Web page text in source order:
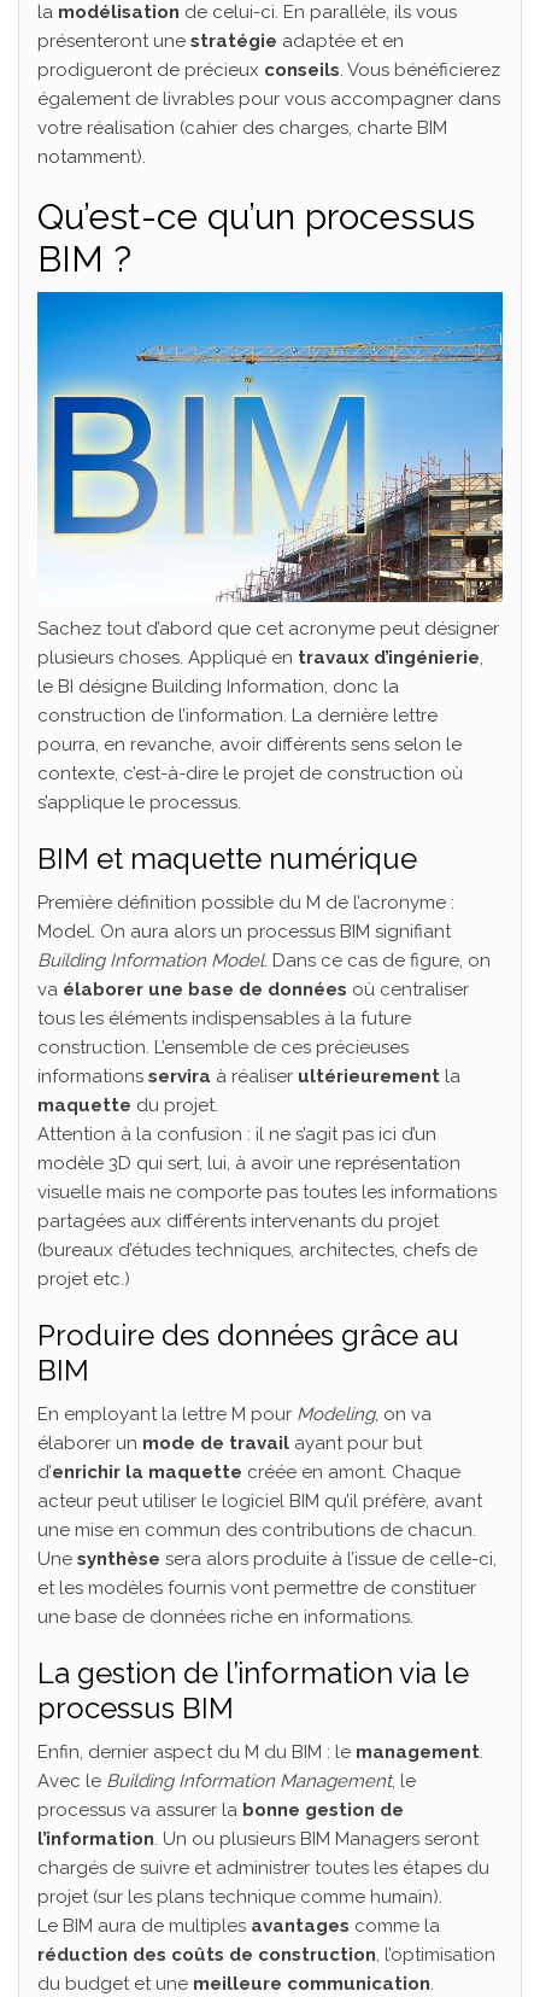
la modélisation de celui-ci. En parallèle, ils vous
présenteront une stratégie adaptée et en
prodigueront de précieux conseils. Vous bénéficierez
également de livrables pour vous accompagner dans
votre réalisation (cahier des charges, charte BIM
notamment).
Qu’est-ce qu’un processus
BIM ?
Sachez tout d’abord que cet acronyme peut désigner
plusieurs choses. Appliqué en travaux d’ingénierie,
le BI désigne Building Information, donc la
construction de l’information. La dernière lettre
pourra, en revanche, avoir différents sens selon le
contexte, c’est-à-dire le projet de construction où
s’applique le processus.
BIM et maquette numérique
Première définition possible du M de l’acronyme :
Model. On aura alors un processus BIM signifiant
Building Information Model. Dans ce cas de figure, on
va élaborer une base de données où centraliser
tous les éléments indispensables à la future
construction. L’ensemble de ces précieuses
informations servira à réaliser ultérieurement la
maquette du projet.
Attention à la confusion : il ne s’agit pas ici d’un
modèle 3D qui sert, lui, à avoir une représentation
visuelle mais ne comporte pas toutes les informations
partagées aux différents intervenants du projet
(bureaux d’études techniques, architectes, chefs de
projet etc.)
Produire des données grâce au
BIM
En employant la lettre M pour Modeling, on va
élaborer un mode de travail ayant pour but
d’enrichir la maquette créée en amont. Chaque
acteur peut utiliser le logiciel BIM qu’il préfère, avant
une mise en commun des contributions de chacun.
Une synthèse sera alors produite à l’issue de celle-ci,
et les modèles fournis vont permettre de constituer
une base de données riche en informations.
La gestion de l’information via le
processus BIM
Enfin, dernier aspect du M du BIM : le management.
Avec le Building Information Management, le
processus va assurer la bonne gestion de
l’information. Un ou plusieurs BIM Managers seront
chargés de suivre et administrer toutes les étapes du
projet (sur les plans technique comme humain).
Le BIM aura de multiples avantages comme la
réduction des coûts de construction, l’optimisation
du budget et une meilleure communication.